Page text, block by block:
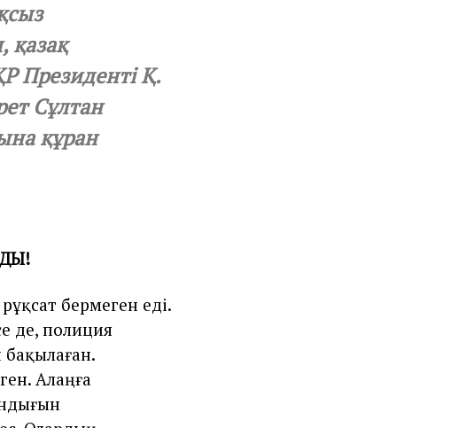
қазақ
Президенті Қ.
Сұлтан
құран
бермеген еді.
де, полиция
бақылаған.
Алаңға